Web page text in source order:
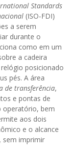
Standards
(ISO-FDI)
a serem
durante o
como em um
a cadeira
posicionado
pés. A área
de transferência,
e pontas de
operatório, bem
aos dois
e o alcance
sem imprimir